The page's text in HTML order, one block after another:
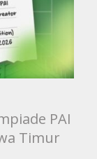
PAI
Timur